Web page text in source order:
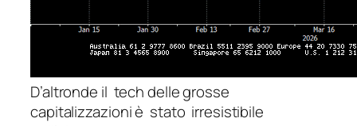
D’altronde il tech delle grosse
capitalizzazioni è stato irresistibile